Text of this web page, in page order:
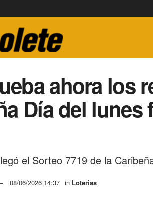
ahora los
Día del
el Sorteo 7719 de la
08/06/2026 14:37 in Loterias